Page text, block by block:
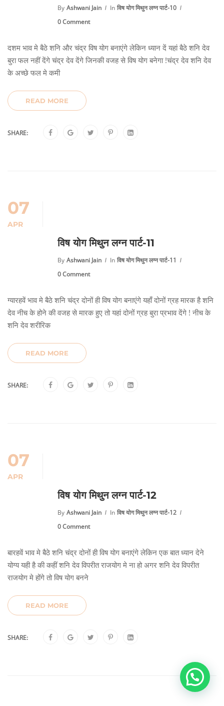
By Ashwani Jain In विष योग मिथुन लग्न पार्ट-10
0 Comment
दशम भाव मे बैठे शनि और चंद्र विष योग बनाएंगे लेकिन ध्यान दें यहां बैठे शनि देव
बुरा फल नहीं देंगे चंद्र देव देंगे जिनकी वजह से विष योग बनेगा !चंद्र देव शनि देव
के अच्छे फल मे कमी
READ MORE
SHARE:
07
APR
विष योग मिथुन लग्न पार्ट-11
By Ashwani Jain In विष योग मिथुन लग्न पार्ट-11
0 Comment
ग्यारहवें भाव मे बैठे शनि चंद्र दोनों ही विष योग बनाएंगे यहाँ दोनों ग्रह मारक है शनि
देव नीच के होने की वजह से मारक हुए तो यहां दोनों ग्रह बुरा प्रभाव देंगे ! नीच के
शनि देव शरीरिक
READ MORE
SHARE:
07
APR
विष योग मिथुन लग्न पार्ट-12
By Ashwani Jain In विष योग मिथुन लग्न पार्ट-12
0 Comment
बारहवें भाव मे बैठे शनि चंद्र दोनों ही विष योग बनाएंगे लेकिन एक बात ध्यान देने
योग्य यही है की कहीं शनि देव विपरीत राजयोग मे ना हो अगर शनि देव विपरीत
राजयोग मे होंगे तो विष योग बनने
READ MORE
SHARE: